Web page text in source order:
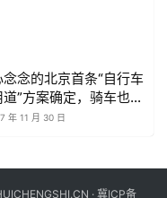
念念的北京首条“自行车
”方案确定，骑车也能
通行
年 11 月 30 日
· 冀ICP备